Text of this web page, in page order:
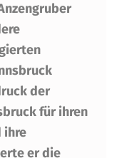
der
für ihren
ihre
er die